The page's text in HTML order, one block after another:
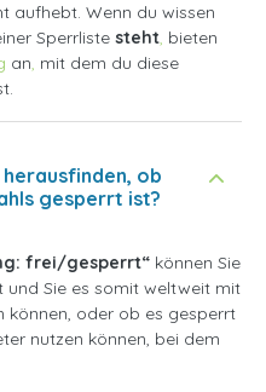
aufhebt. Wenn du wissen
Sperrliste steht, bieten
an, mit dem du diese
ob
gesperrt ist?
frei/gesperrt“ können Sie
und Sie es somit weltweit mit
können, oder ob es gesperrt
nutzen können, bei dem